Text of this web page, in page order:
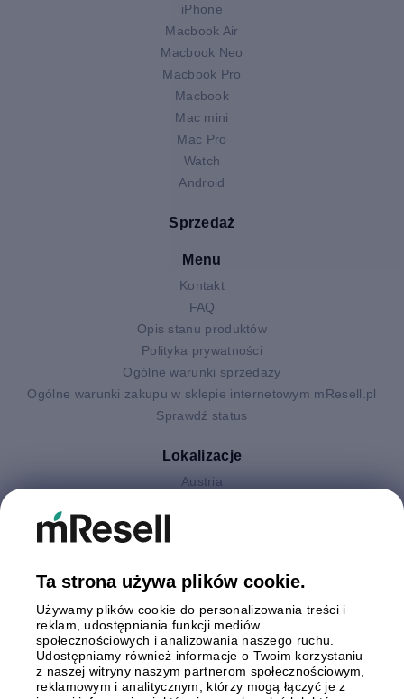
iPhone
Macbook Air
Macbook Neo
Macbook Pro
Macbook
Mac mini
Mac Pro
Watch
Android
Sprzedaż
Menu
Kontakt
FAQ
Opis stanu produktów
Polityka prywatności
Ogólne warunki sprzedaży
Ogólne warunki zakupu w sklepie internetowym mResell.pl
Sprawdź status
Lokalizacje
Austria
Polska
Szwecja
Wielka Brytania
Włochy
Płatności
Ta strona używa plików cookie.
Używamy plików cookie do personalizowania treści i
reklam, udostępniania funkcji mediów
społecznościowych i analizowania naszego ruchu.
Udostępniamy również informacje o Twoim korzystaniu
z naszej witryny naszym partnerom społecznościowym,
reklamowym i analitycznym, którzy mogą łączyć je z